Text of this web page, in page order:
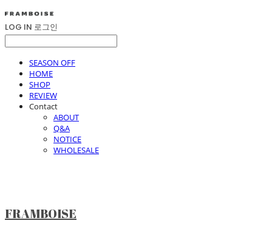
LOG IN 로그인
SEASON OFF
HOME
SHOP
REVIEW
Contact
ABOUT
Q&A
NOTICE
WHOLESALE
FRAMBOISE